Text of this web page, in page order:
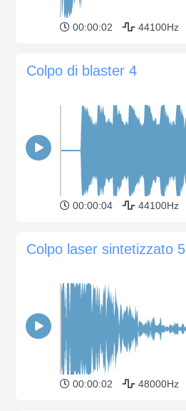
00:00:02 44100Hz
Colpo di blaster 4
00:00:04 44100Hz
Colpo laser sintetizzato 5
00:00:02 48000Hz